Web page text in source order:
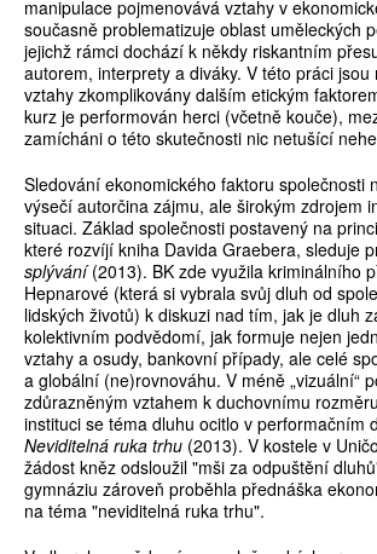
manipulace pojmenovává vztahy v
současně problematizuje oblast uměleckých
jejichž rámci dochází k někdy riskantním
autorem, interprety a diváky. V této práci
vztahy zkomplikovány dalším etickým
kurz je performován herci (včetně kouče),
zamícháni o této skutečnosti nic netušící
Sledování ekonomického faktoru společnosti
výsečí autorčina zájmu, ale širokým zdrojem
situaci. Základ společnosti postavený na
které rozvíjí kniha Davida Graebera, sleduje
splývání(2013). BK zde využila kriminálního
Hepnarové (která si vybrala svůj dluh od
lidských životů) k diskuzi nad tím, jak je dluh
kolektivním podvědomí, jak formuje nejen
vztahy a osudy, bankovní případy, ale celé
a globální (ne)rovnováhu. V méně „vizuální“
zdůrazněným vztahem k duchovnímu
instituci se téma dluhu ocitlo v performačním
Neviditelná ruka trhu (2013). V kostele v
žádost kněz odsloužil "mši za odpuštění
gymnáziu zároveň proběhla přednáška
na téma "neviditelná ruka trhu".